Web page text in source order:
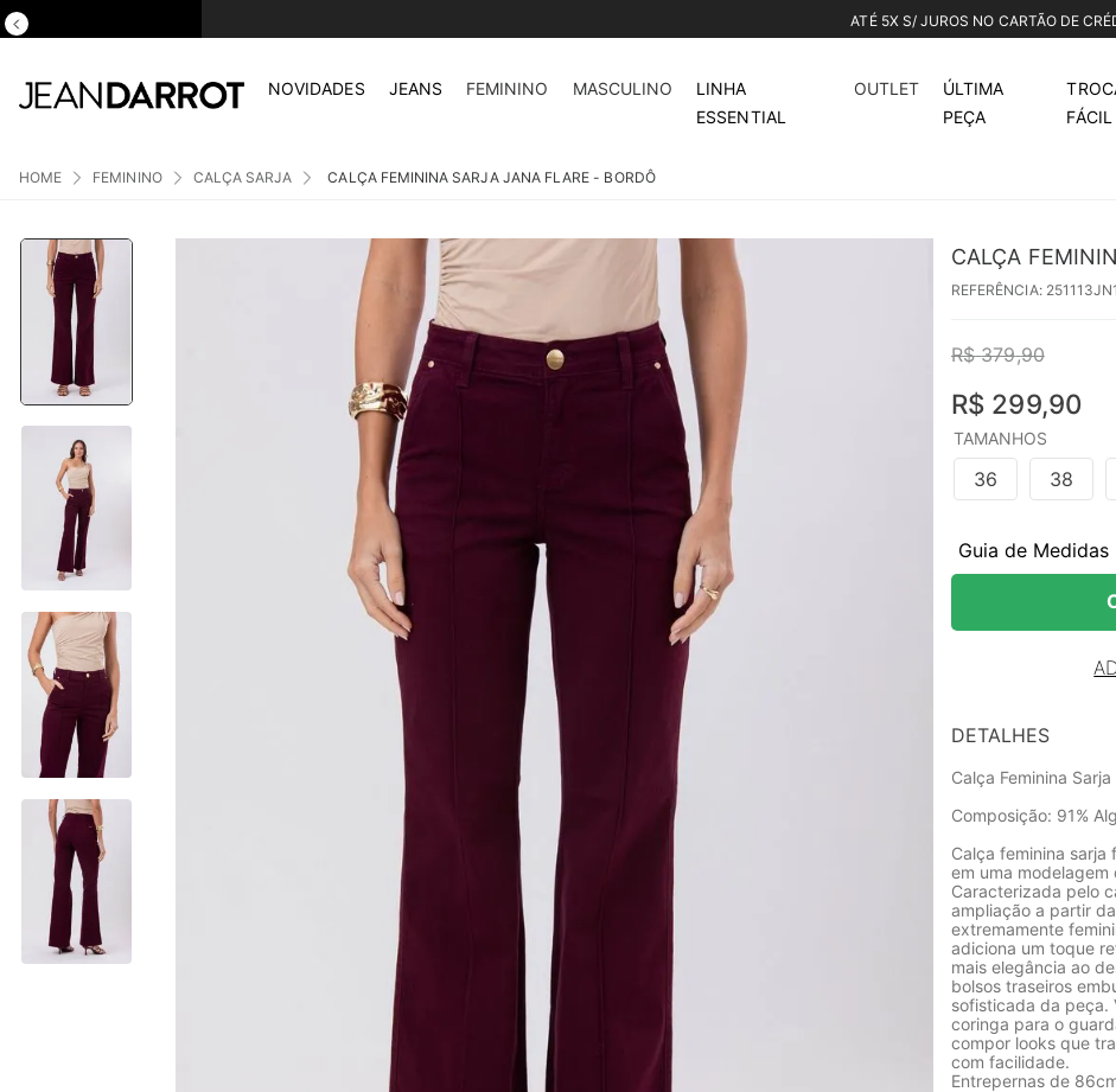
ATÉ 5X S/ JUROS NO CARTÃO DE CRÉDITO
NOVIDADES JEANS FEMININO MASCULINO
LINHA
ESSENTIAL
OUTLET
ÚLTIMA
PEÇA
FÁCIL
FEMININO CALÇA SARJA CALÇA FEMININA SARJA JANA FLARE - BORDÔ
CALÇA
REFERÊNCIA:
R$ 379,90
R$ 299,90
TAMANHOS
36 38
Guia de Medidas
DETALHES
Calça Feminina
Composição: 91%
Calça feminina
em uma
Caracterizada pelo
ampliação a partir
extremamente
adiciona um toque
mais elegância ao
bolsos traseiros
sofisticada da peça.
coringa para o
compor looks que
com facilidade.
Entrepernas de